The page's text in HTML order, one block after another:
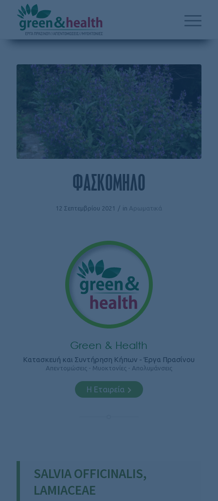
ΦΑΣΚΟΜΗΛΟ
12 Σεπτεμβρίου 2021 / in Αρωματικά
Green & Health
Κατασκευή και Συντήρηση Κήπων - Έργα Πρασίνου
Απεντομώσεις - Μυοκτονίες - Απολυμάνσεις
Η Εταιρεία
SALVIA OFFICINALIS,
LAMIACEAE